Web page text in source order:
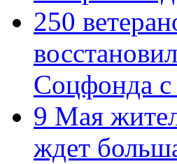
250
Соцфонда с
9 Мая
ждет